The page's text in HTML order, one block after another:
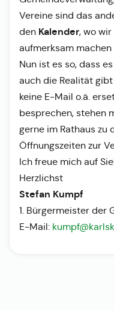
Vereine sind das
den Kalender, wo
aufmerksam machen
Nun ist es so, dass
auch die Realität
keine E-Mail o.ä.
besprechen, stehen
gerne im Rathaus zu
Öffnungszeiten zur
Ich freue mich auf
Herzlichst
Stefan Kumpf
1. Bürgermeister der
E-Mail: